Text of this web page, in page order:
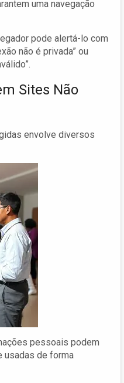
uma navegação
pode alertá-lo com
não é privada” ou
Sites Não
envolve diversos
pessoais podem
usadas de forma